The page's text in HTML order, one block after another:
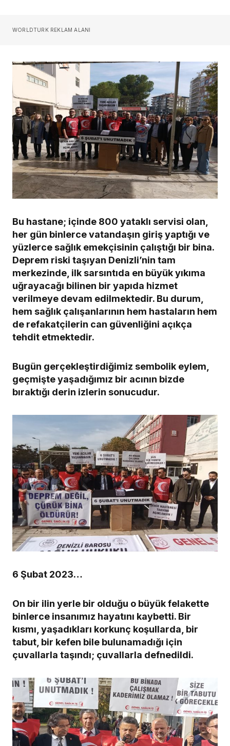
WORLDTURK REKLAM ALANI
Bu hastane; içinde 800 yataklı servisi olan,
her gün binlerce vatandaşın giriş yaptığı ve
yüzlerce sağlık emekçisinin çalıştığı bir bina.
Deprem riski taşıyan Denizli’nin tam
merkezinde, ilk sarsıntıda en büyük yıkıma
uğrayacağı bilinen bir yapıda hizmet
verilmeye devam edilmektedir. Bu durum,
hem sağlık çalışanlarının hem hastaların hem
de refakatçilerin can güvenliğini açıkça
tehdit etmektedir.
Bugün gerçekleştirdiğimiz sembolik eylem,
geçmişte yaşadığımız bir acının bizde
bıraktığı derin izlerin sonucudur.
6 Şubat 2023…
On bir ilin yerle bir olduğu o büyük felakette
binlerce insanımız hayatını kaybetti. Bir
kısmı, yaşadıkları korkunç koşullarda, bir
tabut, bir kefen bile bulunamadığı için
çuvallarla taşındı; çuvallarla defnedildi.